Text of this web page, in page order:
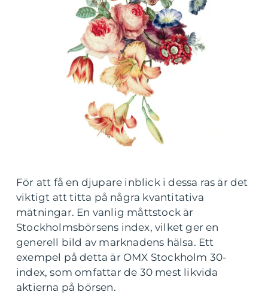
För att få en djupare inblick i dessa ras är det
viktigt att titta på några kvantitativa
mätningar. En vanlig måttstock är
Stockholmsbörsens index, vilket ger en
generell bild av marknadens hälsa. Ett
exempel på detta är OMX Stockholm 30-
index, som omfattar de 30 mest likvida
aktierna på börsen.